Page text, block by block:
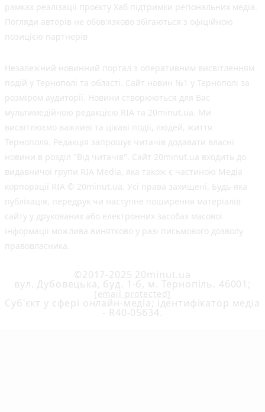
рамках реалізації проєкту Хаб підтримки регіональних медіа.
Погляди авторів не обов'язково збігаються з офіційною
позицією партнерів
Незалежний новинний портал з оперативним висвітленням
подій у Тернополі та області. Сайт новин №1 у Тернополі за
розміром аудиторії. Новини створюються для Вас
мультимедійною редакцією RIA та 20minut.ua. Ми
висвітлюємо важливі та цікаві події, людей, життя
Тернополя. Редакція запрошує читачів додавати власні
новини в розділ "Від читачів". Сайт 20minut.ua входить до
видавничої групи RIA Media, яка також є частиною Медіа
корпорації RIA © 20minut.ua. Усі права захищені. Будь-яка
публiкацiя, передрук чи наступне поширення матеріалів
сайту у друкованих або електронних засобах масової
інформації можлива винятково у разі письмового дозволу
правовласника.
©2017-2025 20minut.ua
вул. Дубовецька, буд. 1-б, м. Тернопіль, 46001;
[email protected]
Cуб'єкт у сфері онлайн-медіа; ідентифікатор медіа
- R40-05634.